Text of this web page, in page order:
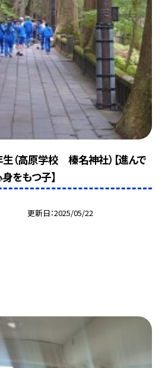
生（高原学校 榛名神社）【進んで
をもつ子】
更新日 2025/05/22